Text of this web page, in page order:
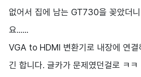
없어서 집에 남는 GT730을 꽂았더
요......
VGA to HDMI 변환기로 내장에 연결
긴 합니다. 글카가 문제였던걸로 ㅋㅋ